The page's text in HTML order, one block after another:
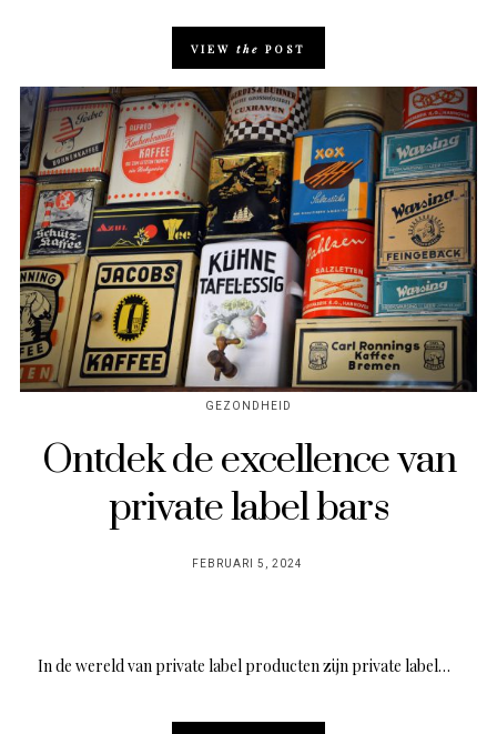
VIEW the POST
GEZONDHEID
Ontdek de excellence van
private label bars
POSTED
FEBRUARI 5, 2024
In de wereld van private label producten zijn private label…